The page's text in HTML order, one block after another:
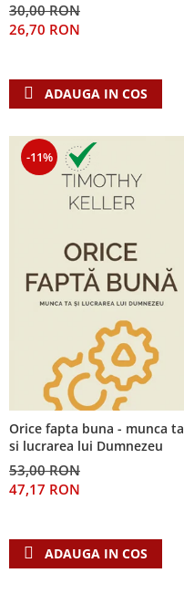
30,00 RON
26,70 RON
ADAUGA IN COS
-11%
Orice fapta buna - munca ta
si lucrarea lui Dumnezeu
53,00 RON
47,17 RON
ADAUGA IN COS